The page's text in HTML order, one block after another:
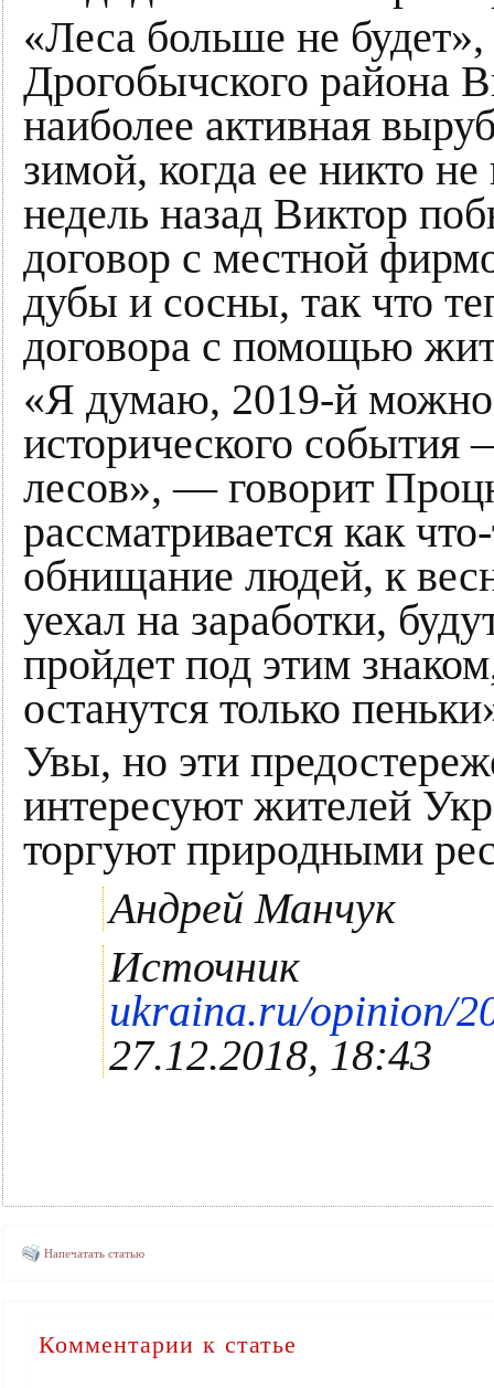
«Леса больше не
Дрогобычского района
наиболее активная
зимой, когда ее никто
недель назад Виктор
договор с местной
дубы и сосны, так что
договора с помощью
«Я думаю, 2019-й можно
исторического
лесов», — говорит
рассматривается как
обнищание людей, к
уехал на заработки,
пройдет под этим
останутся только
Увы, но эти
интересуют жителей
торгуют природными
Андрей Манчук
Источник
ukraina.ru/opinion/
27.12.2018, 18:43
Напечатать статью
Комментарии к статье